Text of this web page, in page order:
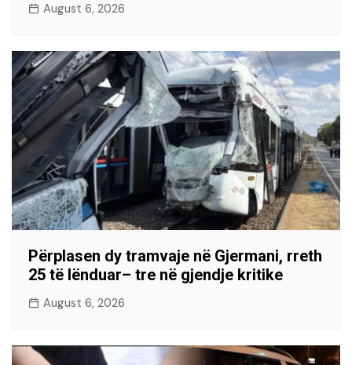
August 6, 2026
Përplasen dy tramvaje në Gjermani, rreth
25 të lënduar– tre në gjendje kritike
August 6, 2026